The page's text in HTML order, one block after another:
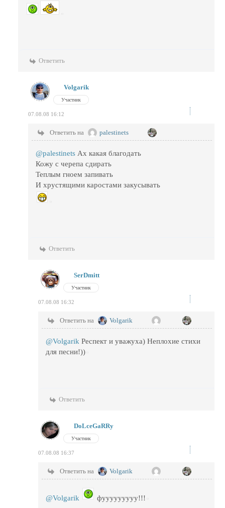
Ответить
Volgarik
Участник
07.08.08 16:12
Ответить на palestinets
@palestinets Ах какая благодать
Кожу с черепа сдирать
Теплым гноем запивать
И хрустящими каростами закусывать
Ответить
SerDmitt
Участник
07.08.08 16:32
Ответить на Volgarik
@Volgarik Респект и уважуха) Неплохие стихи
для песни!))
Ответить
DoLceGaRRy
Участник
07.08.08 16:37
Ответить на Volgarik
@Volgarik фууууууууу!!!